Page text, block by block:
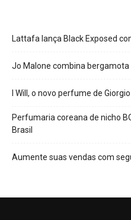
Lattafa lança Black Exposed
Jo Malone combina
I Will, o novo perfume de
Perfumaria coreana de nicho
Brasil
Aumente suas vendas com